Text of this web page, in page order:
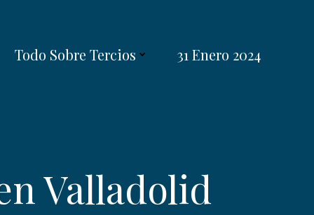
Todo Sobre Tercios 31 Enero 2024
Valladolid